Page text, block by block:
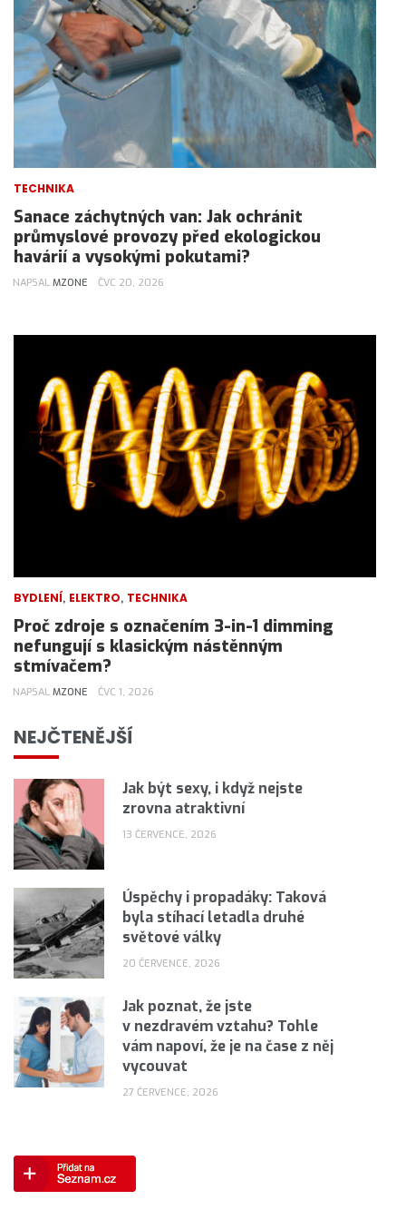
TECHNIKA
Sanace záchytných van: Jak ochránit
průmyslové provozy před ekologickou
havárií a vysokými pokutami?
NAPSAL MZONE ČVC 20, 2026
BYDLENÍ, ELEKTRO, TECHNIKA
Proč zdroje s označením 3-in-1 dimming
nefungují s klasickým nástěnným
stmívačem?
NAPSAL MZONE ČVC 1, 2026
NEJČTENĚJŠÍ
Jak být sexy, i když nejste
zrovna atraktivní
13 ČERVENCE, 2026
Úspěchy i propadáky: Taková
byla stíhací letadla druhé
světové války
20 ČERVENCE, 2026
Jak poznat, že jste
v nezdravém vztahu? Tohle
vám napoví, že je na čase z něj
vycouvat
27 ČERVENCE, 2026